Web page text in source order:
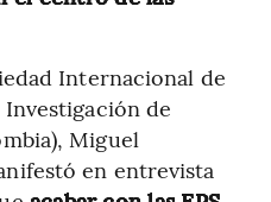
Internacional de
de
Miguel
en entrevista